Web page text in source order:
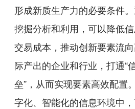
形成新质生产力的必要条件
挖掘分析和利用，可以降低
交易成本，推动创新要素流
际产出的企业和行业，打通“
垒”，从而实现要素高效配置
字化、智能化的信息环境中